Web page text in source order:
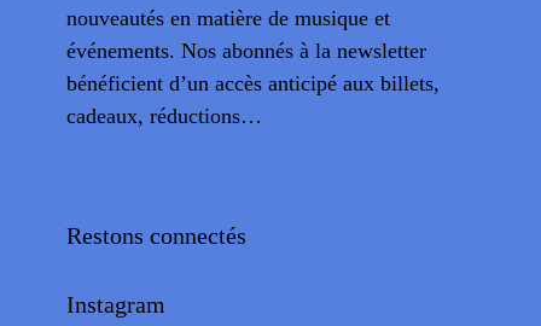
nouveautés en matière de musique et
événements. Nos abonnés à la newsletter
bénéficient d’un accès anticipé aux billets,
cadeaux, réductions…
Restons connectés
Instagram